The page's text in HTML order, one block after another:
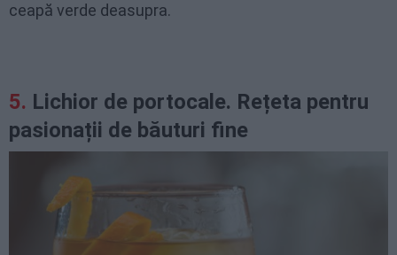
ceapă verde deasupra.
Lichior de portocale. Rețeta pentru
pasionații de băuturi fine